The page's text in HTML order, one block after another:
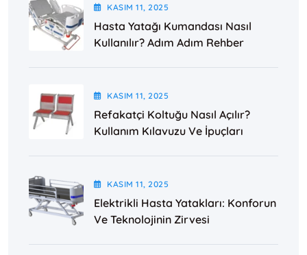
KASIM11 , 2025
Hasta Yatağı Kumandası Nasıl
Kullanılır? Adım Adım Rehber
KASIM11 , 2025
Refakatçi Koltuğu Nasıl Açılır?
Kullanım Kılavuzu Ve İpuçları
KASIM11 , 2025
Elektrikli Hasta Yatakları: Konforun
Ve Teknolojinin Zirvesi